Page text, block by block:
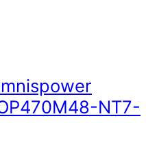
NT7-